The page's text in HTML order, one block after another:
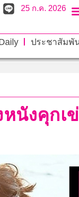
25 ก.ค. 2026
ประชาสัมพั
นังคุกเ